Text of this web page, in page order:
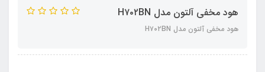
هود مخفی آلتون مدل H۷۰۲BN
هود مخفی آلتون مدل H۷۰۲BN